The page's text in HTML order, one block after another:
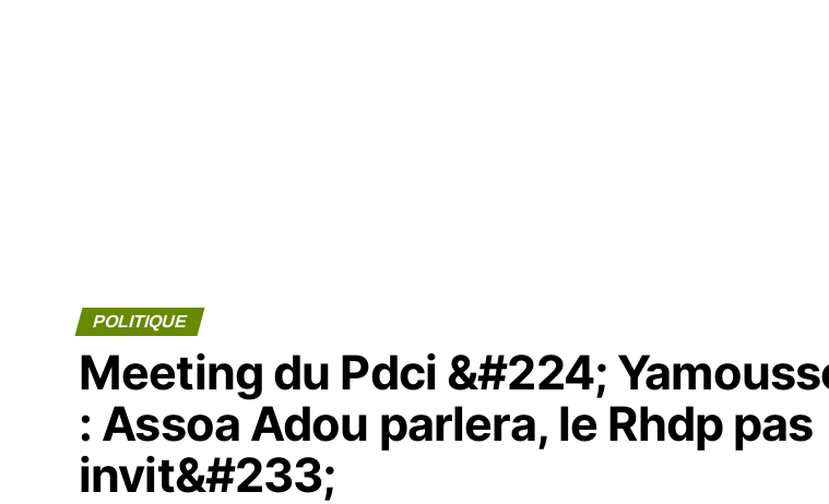
POLITIQUE
Meeting du Pdci &#224;
: Assoa Adou parlera, le Rhdp pas
invit&#233;